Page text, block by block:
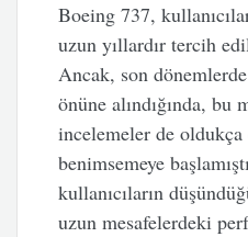
Boeing 737,
uzun yıllardır tercih
Ancak, son
önüne alındığında, bu
incelemeler de
benimsemeye
kullanıcıların
uzun mesafelerdeki